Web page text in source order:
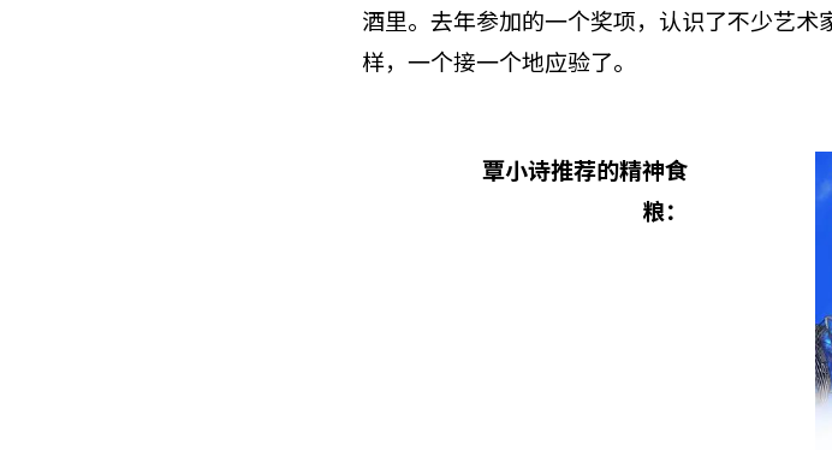
酒里。去年参加的一个奖项，认识了不少艺
样，一个接一个地应验了。
覃小诗推荐的精神食
粮：